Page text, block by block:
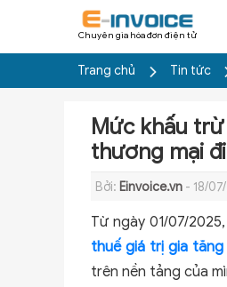
Chuyên gia hóa đơn điện tử
Trang chủ Tin tức
Mức khấu
thương mại
Bởi: Einvoice.vn - 18/
Từ ngày 01/07/
thuế giá trị gia tăng
trên nền tảng của